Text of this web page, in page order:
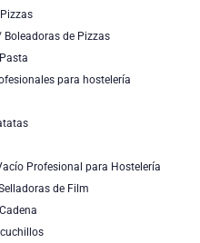
de Pizzas
para hostelería
Profesional para Hostelería
de Film